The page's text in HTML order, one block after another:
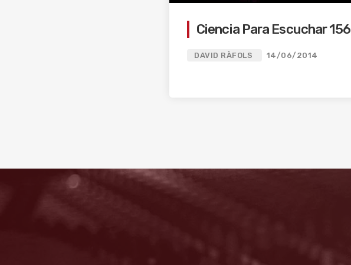
Ciencia Para Escuchar 156
DAVID RÀFOLS 14/06/2014